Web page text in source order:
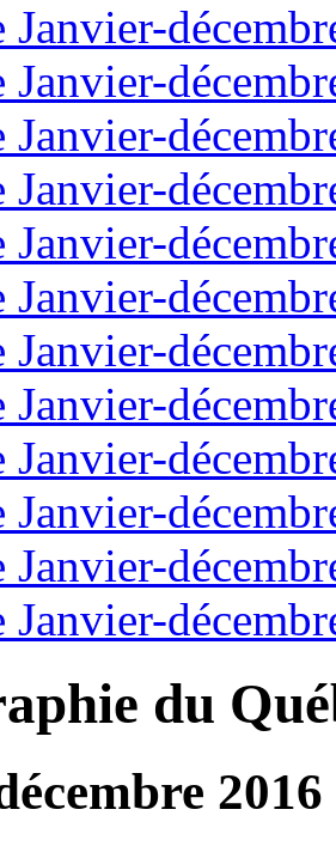
Janvier-
Janvier-
Janvier-
Janvier-
Janvier-
Janvier-
Janvier-
Janvier-
Janvier-
Janvier-
Janvier-
Janvier-
du
2016